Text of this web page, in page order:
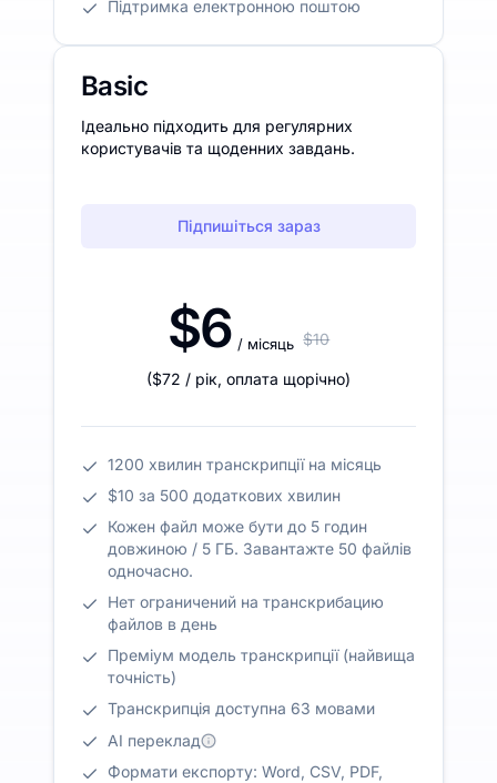
Підтримка електронною поштою
Basic
Ідеально підходить для регулярних
користувачів та щоденних завдань.
Підпишіться зараз
$6 / місяць $10
($72 / рік, оплата щорічно)
1200 хвилин транскрипції на місяць
$10 за 500 додаткових хвилин
Кожен файл може бути до 5 годин
довжиною / 5 ГБ. Завантажте 50 файлів
одночасно.
Нет ограничений на транскрибацию
файлов в день
Преміум модель транскрипції (найвища
точність)
Транскрипція доступна 63 мовами
AI переклад
Формати експорту: Word, CSV, PDF,